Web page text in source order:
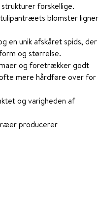
forskellige.
blomster ligner
en unik afskåret spids, der
og størrelse.
og foretrækker godt
mere hårdføre over for
og varigheden af
producerer